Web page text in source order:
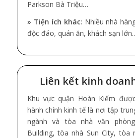
Parkson Bà Triệu…
» Tiện ích khác: Nhiều nhà
độc đáo, quán ăn, khách sạn
Liên kết kinh
Khu vực quận Hoàn Kiếm
hành chính kinh tế là nơi tập
ngành và tòa nhà văn
Building, tòa nhà Sun City, tòa